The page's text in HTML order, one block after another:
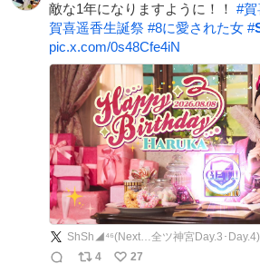
敵な1年になりますように！！ #賀
賀喜遥香生誕祭 #8に愛された女 #
pic.x.com/0s48Cfe4iN
ShSh◢⁴⁶(Next…全ツ神宮Day.3･Day.4)
4
27